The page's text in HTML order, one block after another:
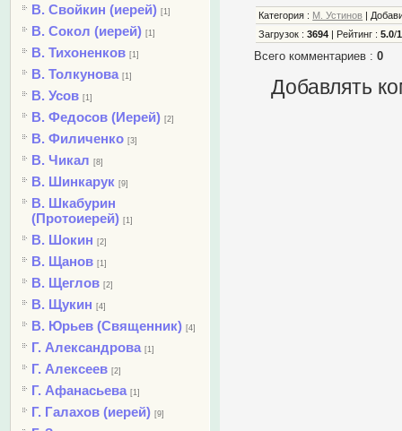
В. Свойкин (иерей) [1]
В. Сокол (иерей) [1]
В. Тихоненков [1]
В. Толкунова [1]
В. Усов [1]
В. Федосов (Иерей) [2]
В. Филиченко [3]
В. Чикал [8]
В. Шинкарук [9]
В. Шкабурин
(Протоиерей) [1]
В. Шокин [2]
В. Щанов [1]
В. Щеглов [2]
В. Щукин [4]
В. Юрьев (Священник) [4]
Г. Александрова [1]
Г. Алексеев [2]
Г. Афанасьева [1]
Г. Галахов (иерей) [9]
Категория : М. Устинов
Загрузок :3694 Рейтинг :5.0/1
Всего комментариев :0
Добавлять